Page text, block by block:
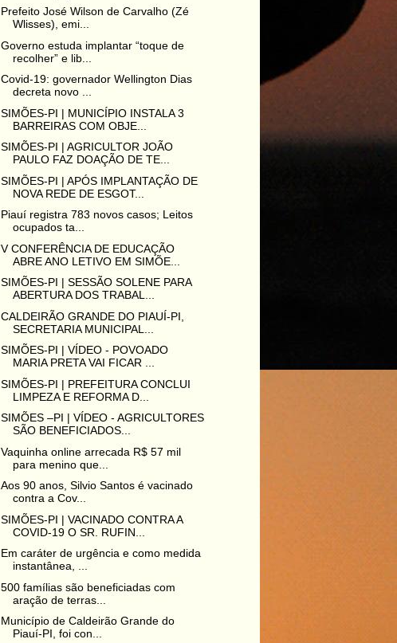
Prefeito José Wilson de Carvalho (Zé
Wlisses), emi...
Governo estuda implantar “toque de
recolher” e lib...
Covid-19: governador Wellington Dias
decreta novo ...
SIMÕES-PI | MUNICÍPIO INSTALA 3
BARREIRAS COM OBJE...
SIMÕES-PI | AGRICULTOR JOÃO
PAULO FAZ DOAÇÃO DE TE...
SIMÕES-PI | APÓS IMPLANTAÇÃO DE
NOVA REDE DE ESGOT...
Piauí registra 783 novos casos; Leitos
ocupados ta...
V CONFERÊNCIA DE EDUCAÇÃO
ABRE ANO LETIVO EM SIMÕE...
SIMÕES-PI | SESSÃO SOLENE PARA
ABERTURA DOS TRABAL...
CALDEIRÃO GRANDE DO PIAUÍ-PI,
SECRETARIA MUNICIPAL...
SIMÕES-PI | VÍDEO - POVOADO
MARIA PRETA VAI FICAR ...
SIMÕES-PI | PREFEITURA CONCLUI
LIMPEZA E REFORMA D...
SIMÕES –PI | VÍDEO - AGRICULTORES
SÃO BENEFICIADOS...
Vaquinha online arrecada R$ 57 mil
para menino que...
Aos 90 anos, Silvio Santos é vacinado
contra a Cov...
SIMÕES-PI | VACINADO CONTRA A
COVID-19 O SR. RUFIN...
Em caráter de urgência e como medida
instantânea, ...
500 famílias são beneficiadas com
aração de terras...
Município de Caldeirão Grande do
Piauí-PI, foi con...